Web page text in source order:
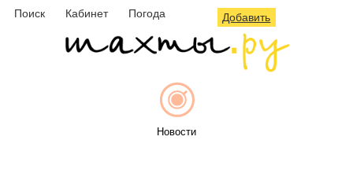
Поиск Кабинет Погода Добавить
Новости